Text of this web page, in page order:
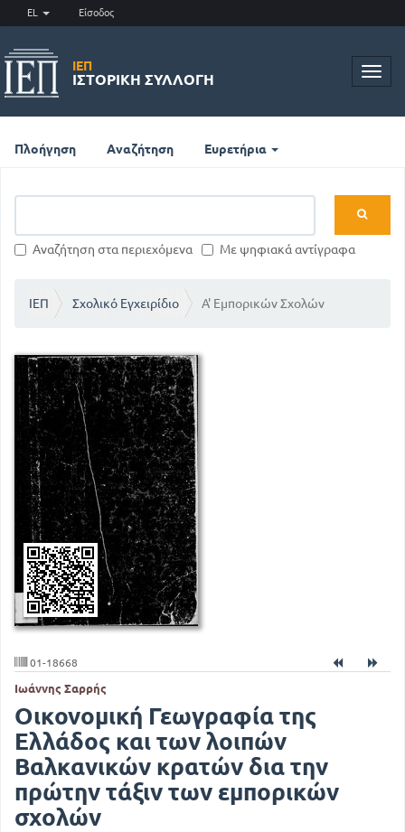
EL Είσοδος
ΙΕΠ
ΙΣΤΟΡΙΚΉ ΣΥΛΛΟΓΉ
Πλοήγηση Αναζήτηση Ευρετήρια
Αναζήτηση στα περιεχόμενα Με ψηφιακά αντίγραφα
ΙΕΠ Σχολικό Εγχειρίδιο Α' Εμπορικών Σχολών
01-18668
Ιωάννης Σαρρής
Οικονομική Γεωγραφία της
Ελλάδος και των λοιπών
Βαλκανικών κρατών δια την
πρώτην τάξιν των εμπορικών
σχολών